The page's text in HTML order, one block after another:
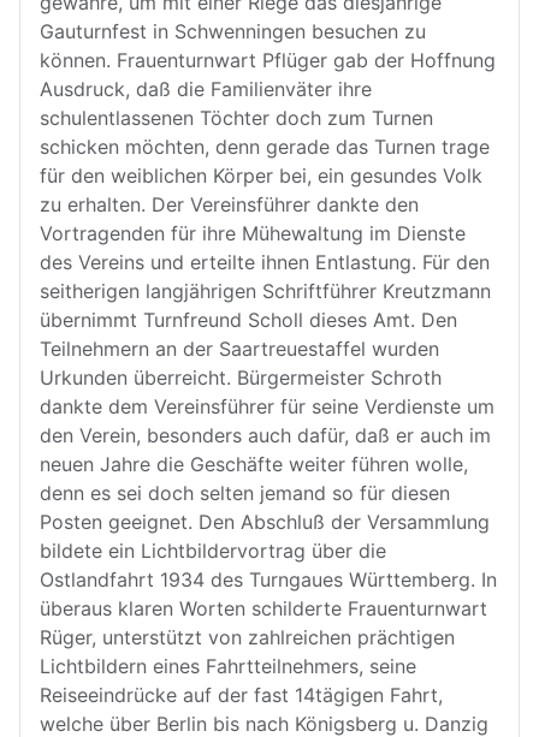
Gauturnfest in Schwenningen besuchen zu
können. Frauenturnwart Pflüger gab der Hoffnung
Ausdruck, daß die Familienväter ihre
schulentlassenen Töchter doch zum Turnen
schicken möchten, denn gerade das Turnen trage
für den weiblichen Körper bei, ein gesundes Volk
zu erhalten. Der Vereinsführer dankte den
Vortragenden für ihre Mühewaltung im Dienste
des Vereins und erteilte ihnen Entlastung. Für den
seitherigen langjährigen Schriftführer Kreutzmann
übernimmt Turnfreund Scholl dieses Amt. Den
Teilnehmern an der Saartreuestaffel wurden
Urkunden überreicht. Bürgermeister Schroth
dankte dem Vereinsführer für seine Verdienste um
den Verein, besonders auch dafür, daß er auch im
neuen Jahre die Geschäfte weiter führen wolle,
denn es sei doch selten jemand so für diesen
Posten geeignet. Den Abschluß der Versammlung
bildete ein Lichtbildervortrag über die
Ostlandfahrt 1934 des Turngaues Württemberg. In
überaus klaren Worten schilderte Frauenturnwart
Rüger, unterstützt von zahlreichen prächtigen
Lichtbildern eines Fahrtteilnehmers, seine
Reiseeindrücke auf der fast 14tägigen Fahrt,
welche über Berlin bis nach Königsberg u. Danzig